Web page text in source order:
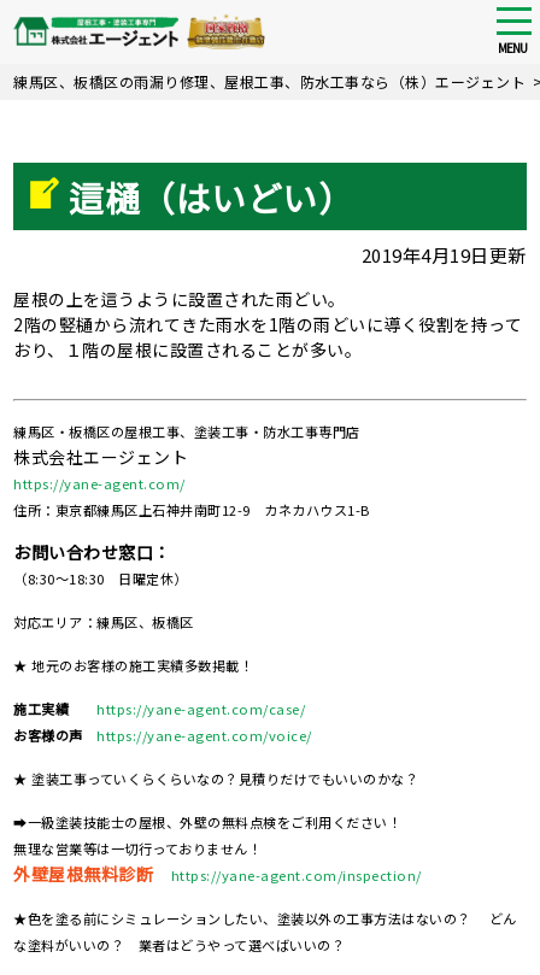
Skip
MENU
練馬区、板橋区の雨漏り修理、屋根工事、防水工事なら（株）エージェント
這樋（はいどい）
2019年4月19日更新
屋根の上を這うように設置された雨どい。
2階の竪樋から流れてきた雨水を1階の雨どいに導く役割を持って
おり、１階の屋根に設置されることが多い。
練馬区・板橋区の屋根工事、塗装工事・防水工事専門店
株式会社エージェント
https://yane-agent.com/
住所：東京都練馬区上石神井南町12-9 カネカハウス1-B
お問い合わせ窓口：
（8:30～18:30 日曜定休）
対応エリア：練馬区、板橋区
★ 地元のお客様の施工実績多数掲載！
施工実績
https://yane-agent.com/case/
お客様の声
https://yane-agent.com/voice/
★ 塗装工事っていくらくらいなの？見積りだけでもいいのかな？
➡一級塗装技能士の屋根、外壁の無料点検をご利用ください！
無理な営業等は一切行っておりません！
外壁屋根無料診断 https://yane-agent.com/inspection/
★色を塗る前にシミュレーションしたい、塗装以外の工事方法はないの？ どん
な塗料がいいの？ 業者はどうやって選べばいいの？